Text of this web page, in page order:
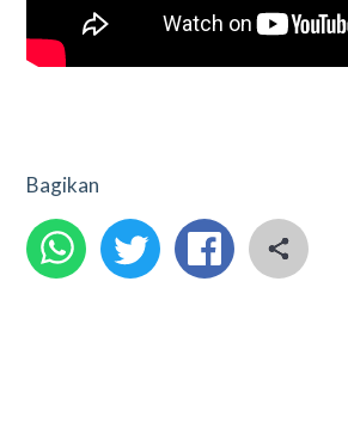
Bagikan